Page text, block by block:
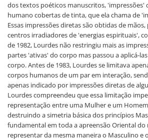
dos textos poéticos manuscritos, 'impressões'
humano cobertas de tinta, que ela chama de
Essas impressões diretas são obtidas de
centros irradiadores de 'energias espirituais',
de 1982, Lourdes não restringiu mais as
partes 'ativas' do corpo mas passou a aplicá-
corpo. Antes de 1983, Lourdes se limitava
corpos humanos de um par em interação,
apenas indicado por impressões diretas de
Lourdes compreendeu que essa limitação
representação entre uma Mulher e um
destruindo a simetria básica dos princípios
fundamental em toda a apreensão Oriental do
representar da mesma maneira o Masculino e